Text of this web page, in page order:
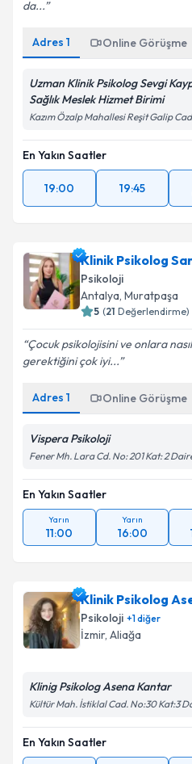
da...
Adres 1 Online Görüşme
Uzman Klinik Psikolog Sevgi
Sağlık Meslek Hizmet Birimi
Kazım Özalp Mahallesi Reşit Galip
En Yakın Saatler
19:00 19:45
Klinik Psikolog
Psikoloji
Antalya, Muratpaşa
5 (21 Değerlendirme)
Çocuk psikolojisini ve onlara
gerektiğini çok iyi...
Adres 1 Online Görüşme
Vispera Psikoloji
Fener Mh. Lara Cd. No: 201 Kat: 2
En Yakın Saatler
Yarın
11:00
Yarın
16:00
Klinik Psikolog
Psikoloji +1diğer
İzmir, Aliağa
Klinig Psikolog Asena Kantar
Kültür Mah. İstiklal Cad. No:30 Kat:3
En Yakın Saatler